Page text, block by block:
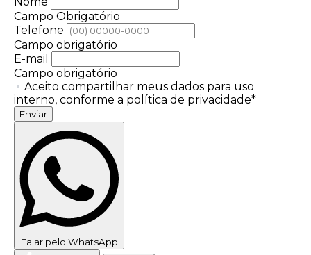
Campo Obrigatório
Telefone
Campo obrigatório
E-mail
Campo obrigatório
Aceito compartilhar meus dados para uso
interno, conforme a política de privacidade*
Enviar
Falar pelo WhatsApp